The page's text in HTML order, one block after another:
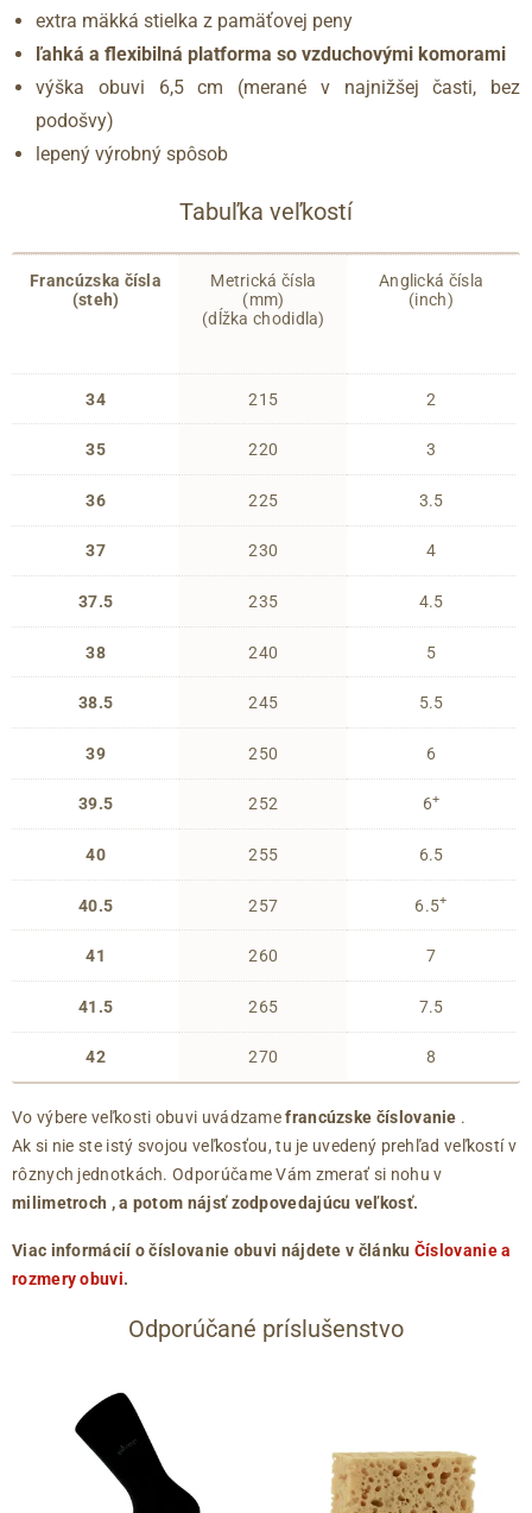
extra mäkká stielka z pamäťovej peny
ľahká a flexibilná platforma so vzduchovými komorami
výška obuvi 6,5 cm (merané v najnižšej časti, bez
podošvy)
lepený výrobný spôsob
Tabuľka veľkostí
Francúzska čísla
(steh)
34
35
36
37
37.5
38
38.5
39
39.5
40
40.5
41
41.5
42
Metrická čísla
(mm)
(dĺžka chodidla)
215
220
225
230
235
240
245
250
252
255
257
260
265
270
Anglická čísla
(inch)
2
3
3.5
4
4.5
5
5.5
6
6+
6.5
6.5+
7
7.5
8
Vo výbere veľkosti obuvi uvádzamefrancúzske číslovanie .
Ak si nie ste istý svojou veľkosťou, tu je uvedený prehľad veľkostí v
rôznych jednotkách. Odporúčame Vám zmerať si nohu v
milimetroch , a potom nájsť zodpovedajúcu veľkosť.
Viac informácií o číslovanie obuvi nájdete v článku Číslovanie a
rozmery obuvi.
Odporúčané príslušenstvo